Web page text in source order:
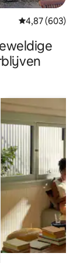
Gemiddelde
4,87 (603)